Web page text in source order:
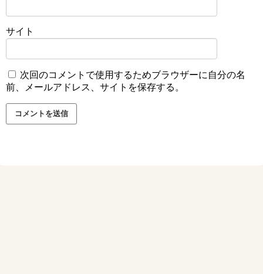
サイト
次回のコメントで使用するためブラウザーに自分の名
前、メールアドレス、サイトを保存する。